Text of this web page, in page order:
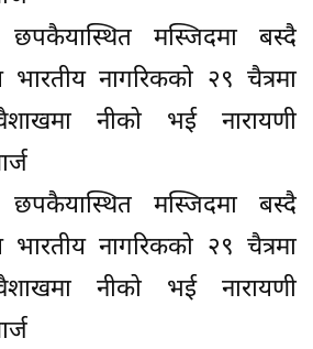
मस्जिदमा बस्दै
नागरिकको २९ चैत्रमा
नीको भई नारायणी
मस्जिदमा बस्दै
नागरिकको २९ चैत्रमा
नीको भई नारायणी